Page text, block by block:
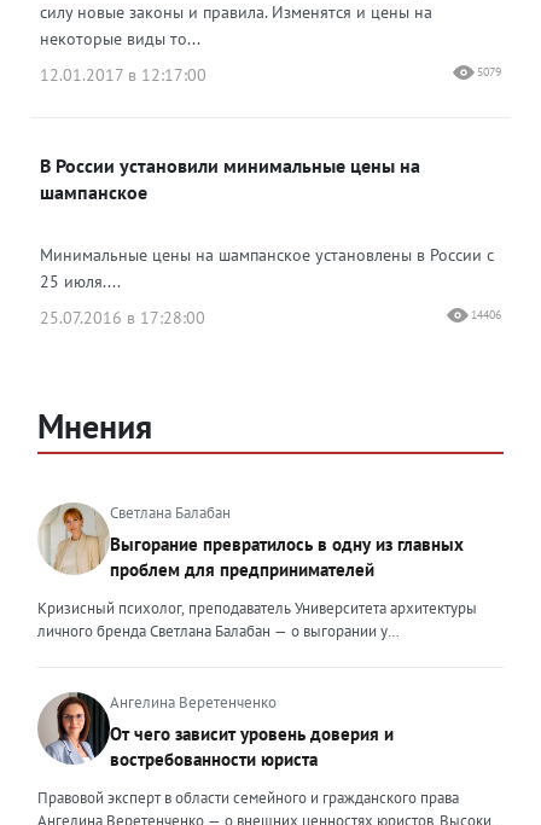
силу новые законы и правила. Изменятся и цены на
некоторые виды то...
12.01.2017 в 12:17:00
5079
В России установили минимальные цены на
шампанское
Минимальные цены на шампанское установлены в России с
25 июля....
25.07.2016 в 17:28:00
14406
Мнения
Светлана Балабан
Выгорание превратилось в одну из главных
проблем для предпринимателей
Кризисный психолог, преподаватель Университета архитектуры
личного бренда Светлана Балабан — о выгорании у
проблемой, однако выгорание у предпринимателей заметно
отличается от выгорания у наёмных сотрудников. Наёмный
сотрудник может уйти на больничный или в отпуск, пожаловаться
на что-то начальству или сменить работу. Предприниматель — сам
себе начальник и основа системы. Если он устаёт, бизнес не встанет
на паузу, а просто начнёт разваливаться. У предпринимателей
Ангелина Веретенченко
От чего зависит уровень доверия и
востребованности юриста
Правовой эксперт в области семейного и гражданского права